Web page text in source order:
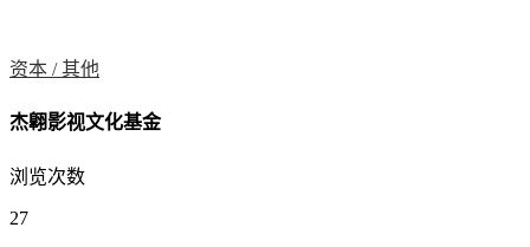
资本 /其他
杰翺影视文化基金
浏览次数
27